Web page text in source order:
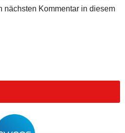
nächsten Kommentar in diesem